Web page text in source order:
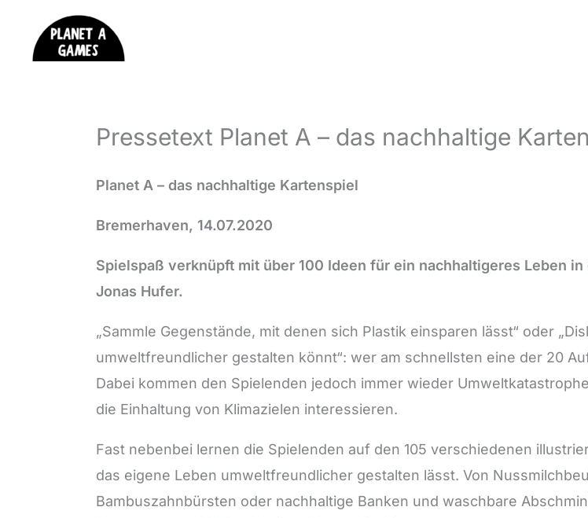
springen
Pressetext Planet A – das nachhaltige
Planet A – das nachhaltige Kartenspiel
Bremerhaven, 14.07.2020
Spielspaß verknüpft mit über 100 Ideen für ein nachhaltigeres Leben
Jonas Hufer.
„Sammle Gegenstände, mit denen sich Plastik einsparen lässt“ oder
umweltfreundlicher gestalten könnt“: wer am schnellsten eine der 20
Dabei kommen den Spielenden jedoch immer wieder
die Einhaltung von Klimazielen interessieren.
Fast nebenbei lernen die Spielenden auf den 105 verschiedenen
das eigene Leben umweltfreundlicher gestalten lässt. Von
Bambuszahnbürsten oder nachhaltige Banken und waschbare